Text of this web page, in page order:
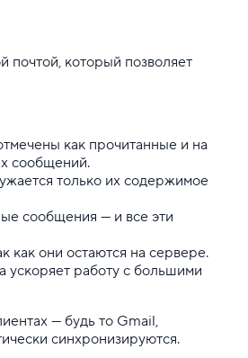
почтой, который позволяет
как прочитанные и на
сообщений.
только их содержимое
сообщения — и все эти
как они остаются на сервере.
ускоряет работу с большими
— будь то Gmail,
синхронизируются.